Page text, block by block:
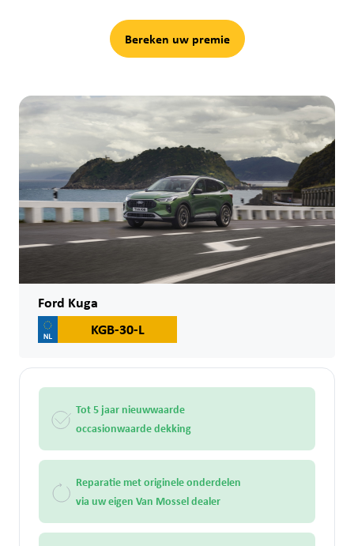
Bereken uw premie
Ford Kuga
KGB-30-L
Tot 5 jaar nieuwwaarde
occasionwaarde dekking
Reparatie met originele onderdelen
via uw eigen Van Mossel dealer